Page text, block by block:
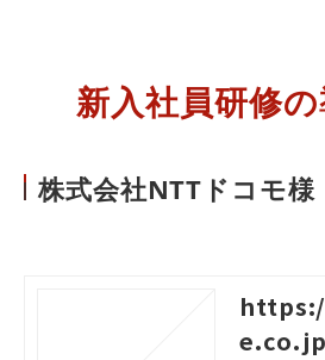
新入社員研修
株式会社NTTドコモ様